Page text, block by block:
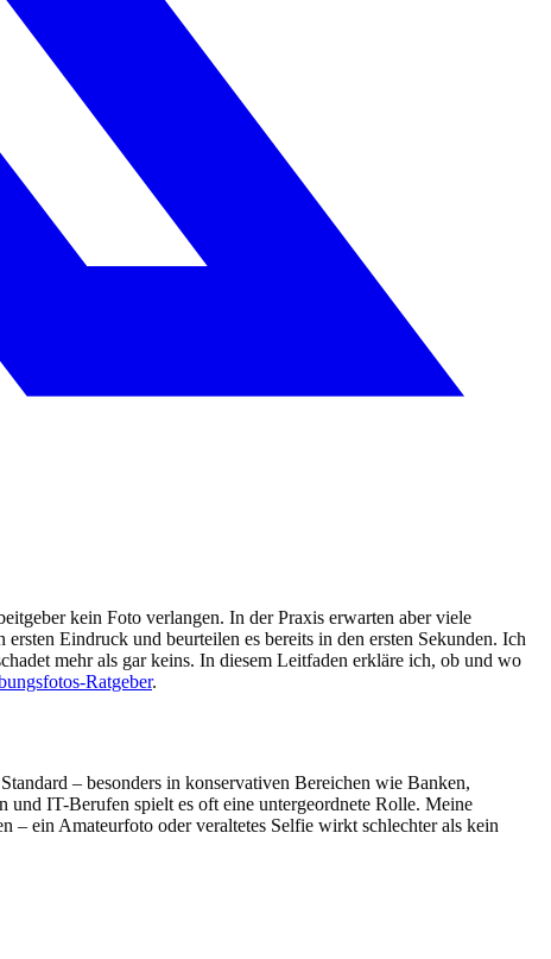
kein Foto verlangen. In der Praxis erwarten aber viele
Eindruck und beurteilen es bereits in den ersten Sekunden. Ich
mehr als gar keins. In diesem Leitfaden erkläre ich, ob und wo
Ratgeber.
– besonders in konservativen Bereichen wie Banken,
IT-Berufen spielt es oft eine untergeordnete Rolle. Meine
– ein Amateurfoto oder veraltetes Selfie wirkt schlechter als kein